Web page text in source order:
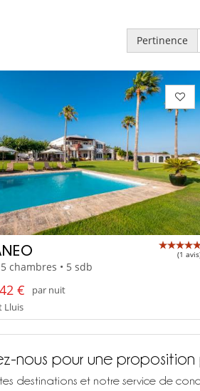
Pertinence
(1
chambres • 5 sdb
€
par nuit
Lluis
nous pour une proposition
destinations et notre service de